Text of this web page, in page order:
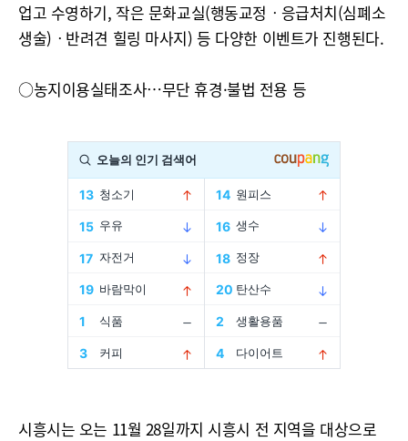
업고 수영하기, 작은 문화교실(행동교정ㆍ응급처치(심폐소
생술)ㆍ반려견 힐링 마사지) 등 다양한 이벤트가 진행된다.
○농지이용실태조사…무단 휴경·불법 전용 등
시흥시는 오는 11월 28일까지 시흥시 전 지역을 대상으로